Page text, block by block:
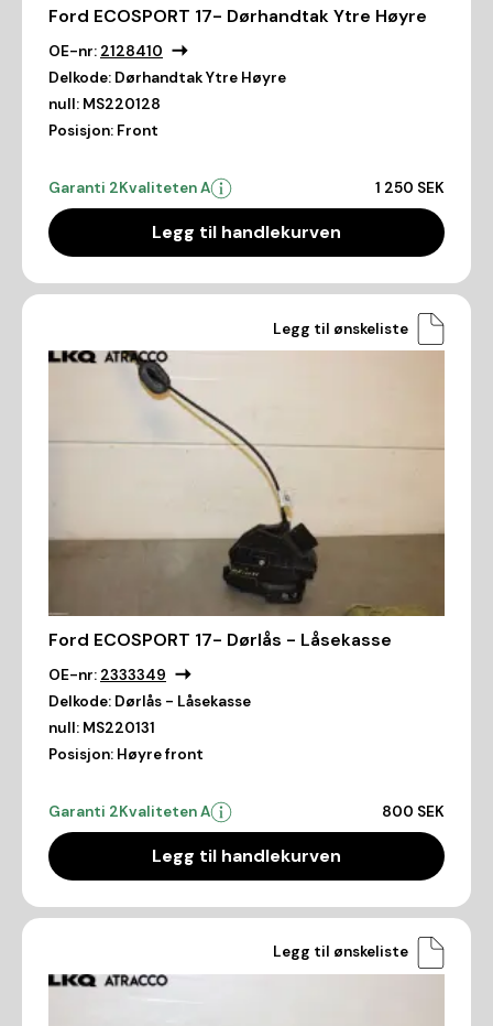
Ford ECOSPORT 17- Dørhandtak Ytre Høyre
OE-nr: 2128410
Delkode: Dørhandtak Ytre Høyre
null: MS220128
Posisjon: Front
Garanti 2Kvaliteten A 1 250 SEK
Legg til handlekurven
Legg til ønskeliste
Ford ECOSPORT 17- Dørlås - Låsekasse
OE-nr: 2333349
Delkode: Dørlås - Låsekasse
null: MS220131
Posisjon: Høyre front
Garanti 2Kvaliteten A 800 SEK
Legg til handlekurven
Legg til ønskeliste